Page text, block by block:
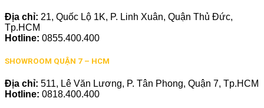
Địa chỉ: 21, Quốc Lộ 1K, P. Linh Xuân, Quận Thủ Đức,
Tp.HCM
Hotline: 0855.400.400
SHOWROOM QUẬN 7 – HCM
Địa chỉ: 511, Lê Văn Lương, P. Tân Phong, Quận 7, Tp.HCM
Hotline: 0818.400.400